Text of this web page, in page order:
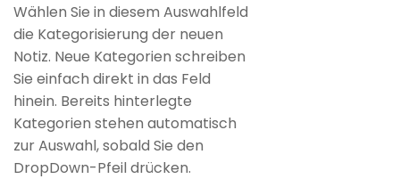
Wählen Sie in diesem Auswahlfeld
die Kategorisierung der neuen
Notiz. Neue Kategorien schreiben
Sie einfach direkt in das Feld
hinein. Bereits hinterlegte
Kategorien stehen automatisch
zur Auswahl, sobald Sie den
DropDown-Pfeil drücken.